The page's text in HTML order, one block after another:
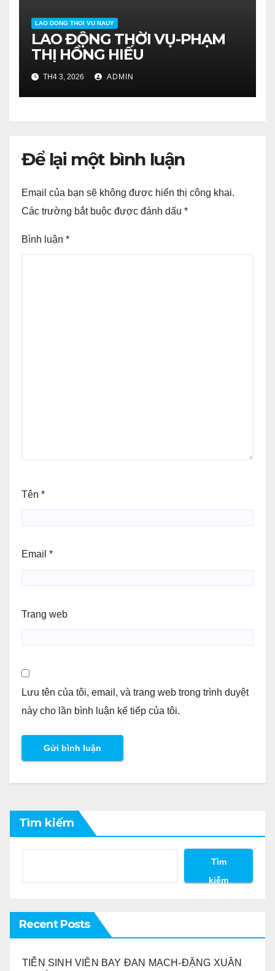
LAO DONG THOI VU NAUY
LAO ĐỘNG THỜI VỤ-PHẠM
THỊ HỒNG HIẾU
TH4 3, 2026 ADMIN
Để lại một bình luận
Email của bạn sẽ không được hiển thị công khai.
Các trường bắt buộc được đánh dấu *
Bình luận *
Tên *
Email *
Trang web
Lưu tên của tôi, email, và trang web trong trình duyệt
này cho lần bình luận kế tiếp của tôi.
Tìm kiếm
Tìm
kiếm
Recent Posts
TIỄN SINH VIÊN BAY ĐAN MẠCH-ĐẶNG XUÂN